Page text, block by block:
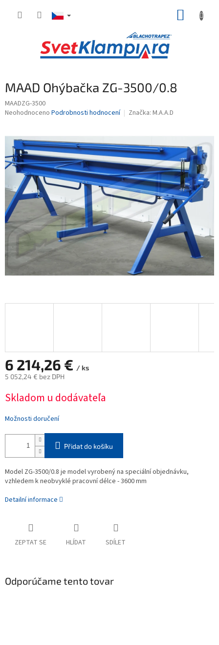
MAAD Ohýbačka ZG-3500/0.8
MAADZG-3500
Průměrné
0,0
z
5
hvězdiček.
Neohodnoceno Podrobnosti hodnocení Značka: M.A.A.D
6 214,26 € / ks
5 052,24 € bez DPH
cena:
Skladom u dodávateľa
Možnosti doručení
Přidat do košíku
Model ZG-3500/0.8 je model vyrobený na speciální objednávku,
vzhledem k neobvyklé pracovní délce - 3600 mm
Detailní informace
ZEPTAT SE HLÍDAT SDÍLET
Odporúčame tento tovar